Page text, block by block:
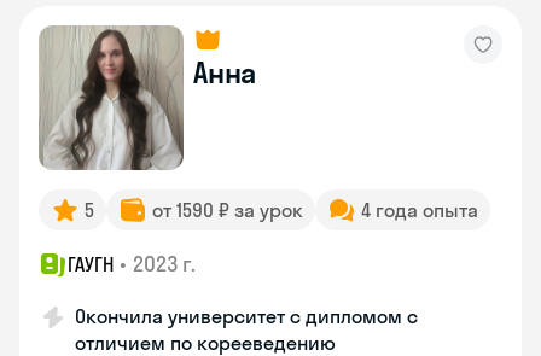
Анна
5 от 1590 ₽ за урок 4 года опыта
ГАУГН • 2023 г.
Окончила университет с дипломом с
отличием по корееведению